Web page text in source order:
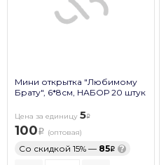
Мини открытка "Любимому
Брату", 6*8см, НАБОР 20 штук
Цена за единицу 5
100 (оптовая)
Со скидкой 15% — 85 ?